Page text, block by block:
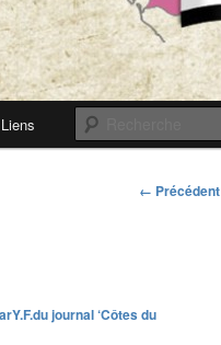
Liens
Navigation
← Précédent
journal ‘Côtes du